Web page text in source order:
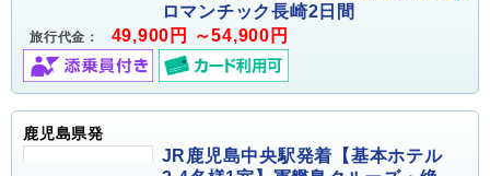
ロマンチック長崎2日間
旅行代金： 49,900円 ～54,900円
鹿児島県発
JR鹿児島中央駅発着【基本ホテル